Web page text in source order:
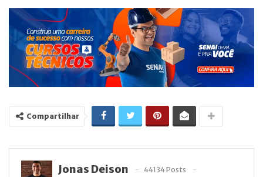
Compartilhar
Jonas Deison
44134 Posts